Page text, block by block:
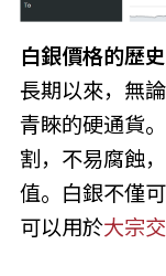
白銀價格的歷
長期以來，無
青睞的硬通貨
割，不易腐蝕
值。白銀不僅
可以用於大宗